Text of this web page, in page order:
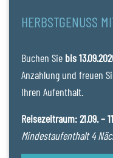
HERBSTGENUSS
Buchen Sie bis
Anzahlung und freuen
Ihren Aufenthalt.
Reisezeitraum: 21.09. –
Mindestaufenthalt 4